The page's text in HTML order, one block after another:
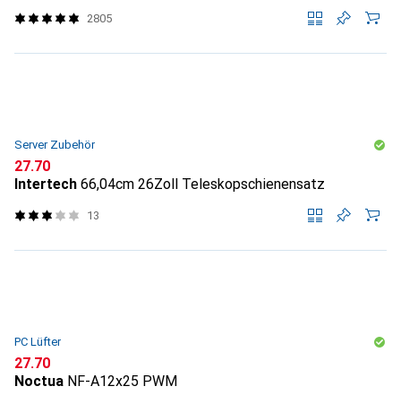
2805
Server Zubehör
CHF
27.70
Intertech 66,04cm 26Zoll Teleskopschienensatz
13
PC Lüfter
CHF
27.70
Noctua NF-A12x25 PWM